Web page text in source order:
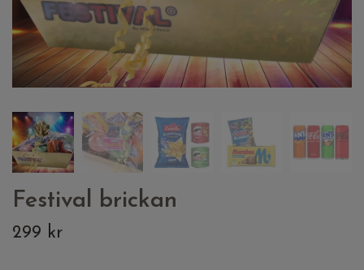
Festival brickan
299 kr